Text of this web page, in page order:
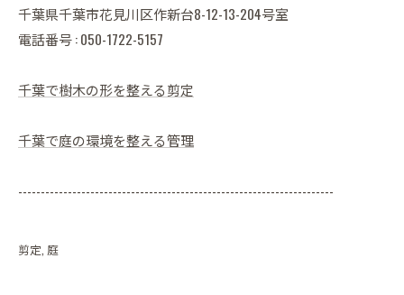
千葉県千葉市花見川区作新台8-12-13-204号室
電話番号 : 050-1722-5157
千葉で樹木の形を整える剪定
千葉で庭の環境を整える管理
----------------------------------------------------------------------
剪定 庭